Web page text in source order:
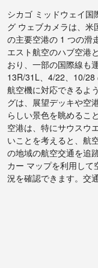
シカゴ ミッドウェイ
グ ウェブカメラは、米
の主要空港の 1 つの滑
エスト航空のハブ空港
おり、一部の国際線も
13R/31L、4/22、10/
航空機に対応できるよ
グは、展望デッキや空
らしい景色を眺めるこ
空港は、特にサウスウ
いことを考えると、航
の地域の航空交通を追
カー マップを利用して
況を確認できます。交